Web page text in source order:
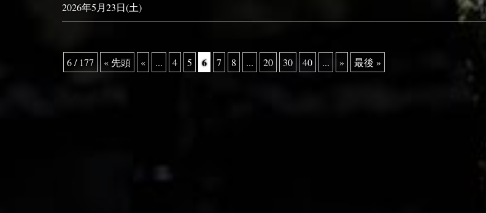
2026年5月23日(土)
6 / 177 « 先頭 « ... 4 5 6 7 8 ... 20 30 40 ... » 最後 »